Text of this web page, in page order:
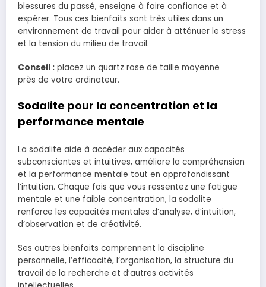
blessures du passé, enseigne à faire confiance et à
espérer. Tous ces bienfaits sont très utiles dans un
environnement de travail pour aider à atténuer le stress
et la tension du milieu de travail.
Conseil : placez un quartz rose de taille moyenne
près de votre ordinateur.
Sodalite pour la concentration et la
performance mentale
La sodalite aide à accéder aux capacités
subconscientes et intuitives, améliore la compréhension
et la performance mentale tout en approfondissant
l’intuition. Chaque fois que vous ressentez une fatigue
mentale et une faible concentration, la sodalite
renforce les capacités mentales d’analyse, d’intuition,
d’observation et de créativité.
Ses autres bienfaits comprennent la discipline
personnelle, l’efficacité, l’organisation, la structure du
travail de la recherche et d’autres activités